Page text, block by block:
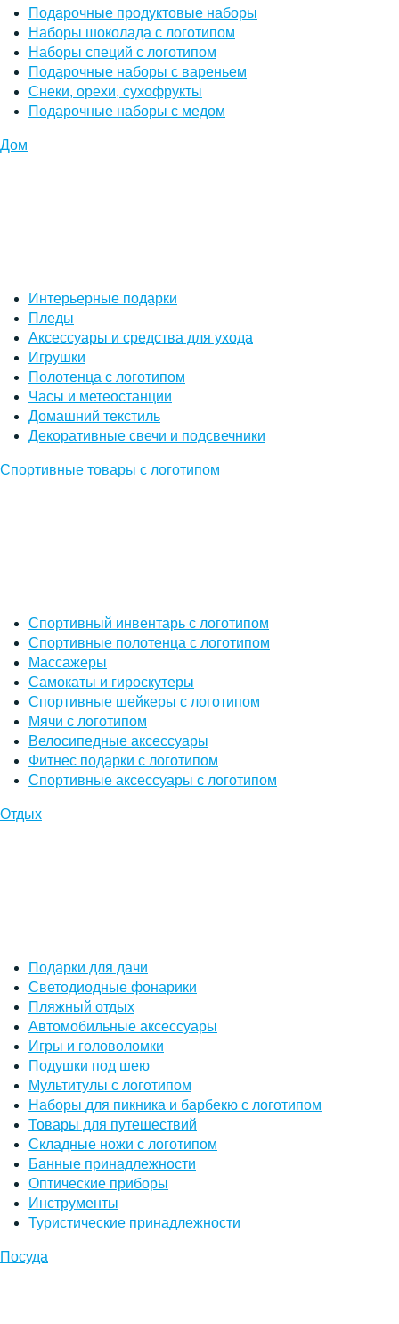
Подарочные продуктовые наборы
Наборы шоколада с логотипом
Наборы специй с логотипом
Подарочные наборы с вареньем
Снеки, орехи, сухофрукты
Подарочные наборы с медом
Дом
Интерьерные подарки
Пледы
Аксессуары и средства для ухода
Игрушки
Полотенца с логотипом
Часы и метеостанции
Домашний текстиль
Декоративные свечи и подсвечники
Спортивные товары с логотипом
Спортивный инвентарь с логотипом
Спортивные полотенца с логотипом
Массажеры
Самокаты и гироскутеры
Спортивные шейкеры с логотипом
Мячи с логотипом
Велосипедные аксессуары
Фитнес подарки с логотипом
Спортивные аксессуары с логотипом
Отдых
Подарки для дачи
Светодиодные фонарики
Пляжный отдых
Автомобильные аксессуары
Игры и головоломки
Подушки под шею
Мультитулы с логотипом
Наборы для пикника и барбекю с логотипом
Товары для путешествий
Складные ножи с логотипом
Банные принадлежности
Оптические приборы
Инструменты
Туристические принадлежности
Посуда